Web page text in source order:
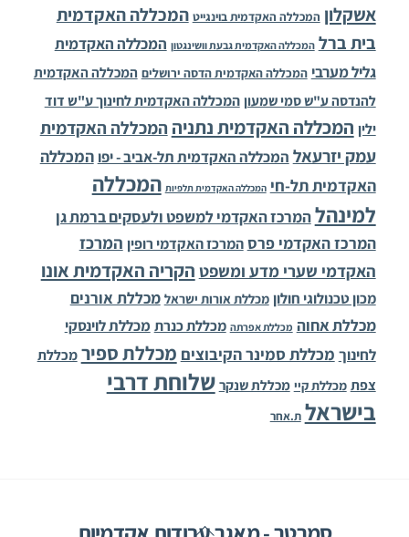
אשקלון המכללה האקדמית בוינגייט המכללה האקדמית
בית ברל המכללה האקדמית גבעת וושינגטון המכללה האקדמית
גליל מערבי המכללה האקדמית הדסה ירושלים המכללה האקדמית
להנדסה ע"ש סמי שמעון המכללה האקדמית לחינוך ע"ש דוד
ילין המכללה האקדמית נתניה המכללה האקדמית
עמק יזרעאל המכללה האקדמית תל-אביב - יפו המכללה
האקדמית תל-חי המכללה האקדמית תלפיות המכללה
למינהלהמרכז האקדמי למשפט ולעסקים ברמת גן
המרכז האקדמי פרס המרכז האקדמי רופין המרכז
האקדמי שערי מדע ומשפט הקריה האקדמית אונו
מכון טכנולוגי חולון מכללת אורות ישראל מכללת אורנים
מכללת אחוה מכללת אפרתה מכללת כנרת מכללת לוינסקי
לחינוך מכללת סמינר הקיבוצים מכללת ספיר מכללת
צפת מכללת קיי מכללת שנקר שלוחת דרבי
בישראל ת.אחר
Back